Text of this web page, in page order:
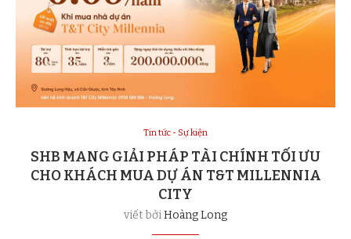
Tin tức - Sự kiện
SHB MANG GIẢI PHÁP TÀI CHÍNH TỐI ƯU
CHO KHÁCH MUA DỰ ÁN T&T MILLENNIA
CITY
viết bởiHoàng Long